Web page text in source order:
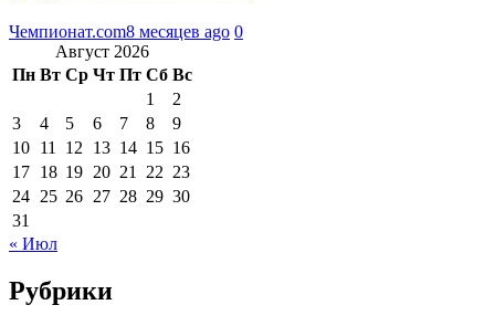
Чемпионат.com8 месяцев ago 0
Август 2026
Пн Вт Ср Чт Пт Сб Вс
1
2
3
4 5 6 7 8
9
10 11 12 13 14 15 16
17 18 19 20 21 22 23
24 25 26 27 28 29 30
31
« Июл
Рубрики